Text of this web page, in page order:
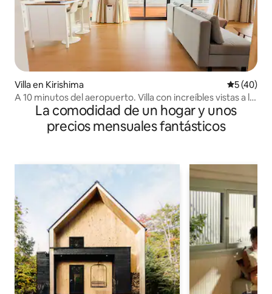
Villa en Kirishima
5 (40)
A 10 minutos del aeropuerto. Villa con increíbles vistas a la
montaña y al mar
La comodidad de un hogar y unos
precios mensuales fantásticos